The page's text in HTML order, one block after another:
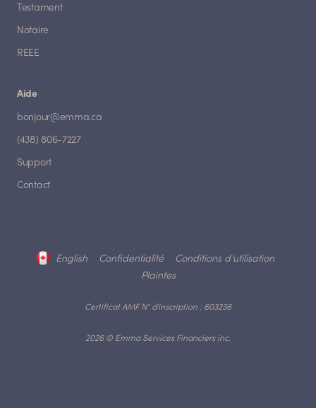
Testament
Notaire
REEE
Aide
bonjour@emma.ca
(438) 806-7227
Support
Contact
2026 © Emma Services Financiers inc.
Certificat AMF N° d'inscription : 603236
English Confidentialité
Conditions d'utilisation
Plaintes